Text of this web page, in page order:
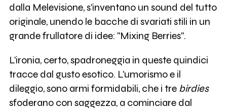
dalla Melevisione, s'inventano un sound del tutto
originale, unendo le bacche di svariati stili in un
grande frullatore di idee: "Mixing Berries".
L'ironia, certo, spadroneggia in queste quindici
tracce dal gusto esotico. L'umorismo e il
dileggio, sono armi formidabili, che i tre birdies
sfoderano con saggezza, a cominciare dal